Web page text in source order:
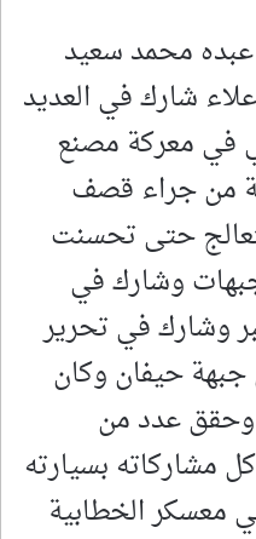
عبده محمد سعيد
شارك في العديد
في معركة مصنع
من جراء قصف
حتى تحسنت
وشارك في
وشارك في تحرير
حيفان وكان
وحقق عدد من
مشاركاته بسيارته
الخطابية